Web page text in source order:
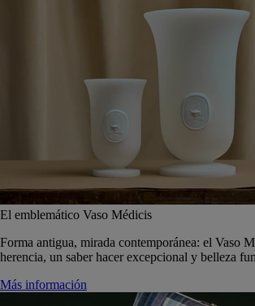
El emblemático Vaso Médicis
Forma antigua, mirada contemporánea: el Vaso
herencia, un saber hacer excepcional y belleza
Más información